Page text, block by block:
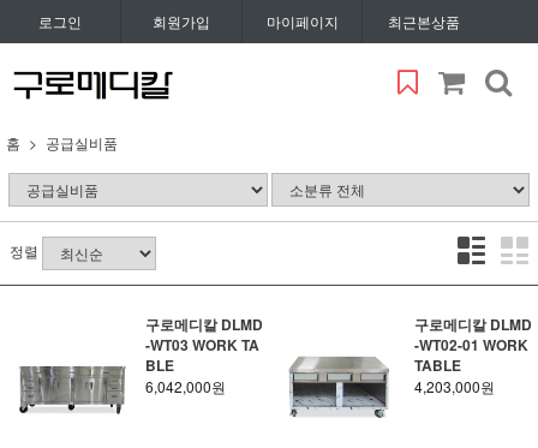
로그인 회원가입 마이페이지 최근본상품
홈 공급실비품
정렬
구로메디칼 DLMD
-WT03 WORK TA
BLE
6,042,000원
구로메디칼 DLMD
-WT02-01 WORK
TABLE
4,203,000원